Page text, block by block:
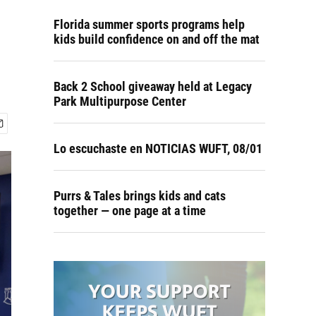
Florida summer sports programs help
kids build confidence on and off the mat
Back 2 School giveaway held at Legacy
Park Multipurpose Center
Lo escuchaste en NOTICIAS WUFT, 08/01
Purrs & Tales brings kids and cats
together — one page at a time